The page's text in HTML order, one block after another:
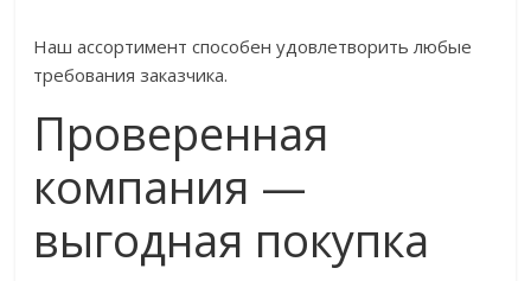
Наш ассортимент способен удовлетворить любые
требования заказчика.
Проверенная
компания —
выгодная покупка